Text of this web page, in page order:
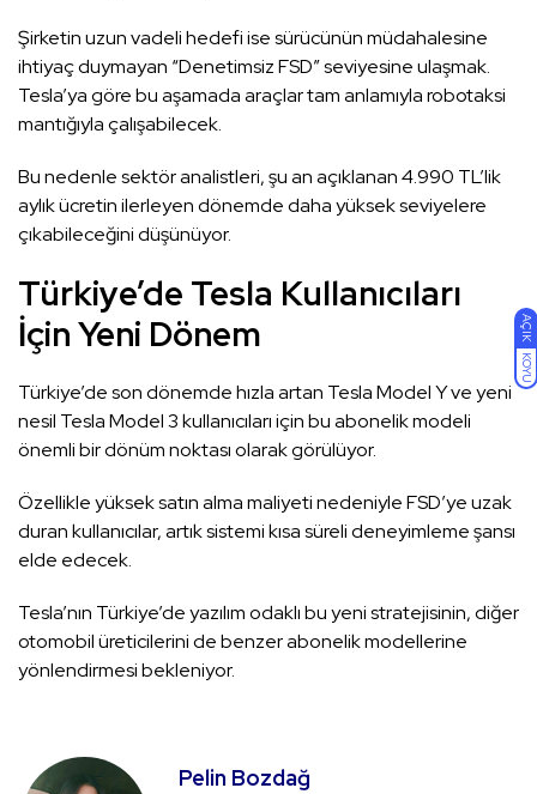
AÇIK
KOYU
Şirketin uzun vadeli hedefi ise sürücünün müdahalesine
ihtiyaç duymayan “Denetimsiz FSD” seviyesine ulaşmak.
Tesla’ya göre bu aşamada araçlar tam anlamıyla robotaksi
mantığıyla çalışabilecek.
Bu nedenle sektör analistleri, şu an açıklanan 4.990 TL’lik
aylık ücretin ilerleyen dönemde daha yüksek seviyelere
çıkabileceğini düşünüyor.
Türkiye’de Tesla Kullanıcıları
İçin Yeni Dönem
Türkiye’de son dönemde hızla artan Tesla Model Y ve yeni
nesil Tesla Model 3 kullanıcıları için bu abonelik modeli
önemli bir dönüm noktası olarak görülüyor.
Özellikle yüksek satın alma maliyeti nedeniyle FSD’ye uzak
duran kullanıcılar, artık sistemi kısa süreli deneyimleme şansı
elde edecek.
Tesla’nın Türkiye’de yazılım odaklı bu yeni stratejisinin, diğer
otomobil üreticilerini de benzer abonelik modellerine
yönlendirmesi bekleniyor.
Pelin Bozdağ